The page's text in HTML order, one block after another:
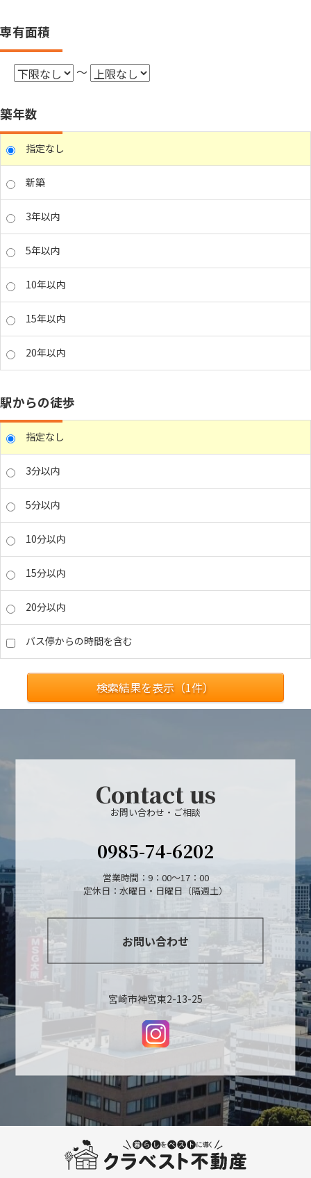
専有面積
～
築年数
指定なし
新築
3年以内
5年以内
10年以内
15年以内
20年以内
駅からの徒歩
指定なし
3分以内
5分以内
10分以内
15分以内
20分以内
バス停からの時間を含む
検索結果を表示（1件）
Contact us
お問い合わせ・ご相談
0985-74-6202
営業時間：9：00～17：00
定休日：水曜日・日曜日（隔週土）
お問い合わせ
宮崎市神宮東2-13-25